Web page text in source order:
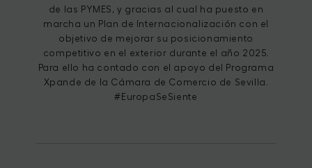
de las PYMES, y gracias al cual ha puesto en
marcha un Plan de Internacionalización con el
objetivo de mejorar su posicionamiento
competitivo en el exterior durante el año 2025.
Para ello ha contado con el apoyo del Programa
Xpande de la Cámara de Comercio de Sevilla.
#EuropaSeSiente